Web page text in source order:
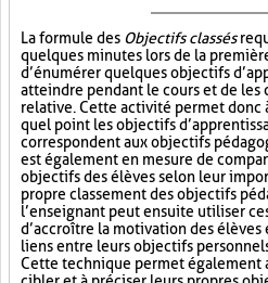
La formule des Objectifs classés
quelques minutes lors de la
d’énumérer quelques objectifs
atteindre pendant le cours et de les
relative. Cette activité permet donc
quel point les objectifs
correspondent aux objectifs
est également en mesure de
objectifs des élèves selon leur
propre classement des objectifs
l’enseignant peut ensuite utiliser
d’accroître la motivation des élèves
liens entre leurs objectifs
Cette technique permet également